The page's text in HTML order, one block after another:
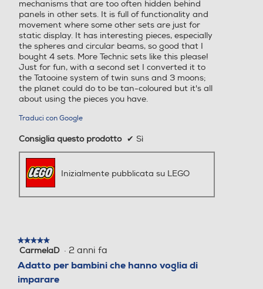
mechanisms that are too often hidden behind
panels in other sets. It is full of functionality and
movement where some other sets are just for
static display. It has interesting pieces, especially
the spheres and circular beams, so good that I
bought 4 sets. More Technic sets like this please!
Just for fun, with a second set I converted it to
the Tatooine system of twin suns and 3 moons;
the planet could do to be tan-coloured but it's all
about using the pieces you have.
Traduci con Google
Consiglia questo prodotto ✔ Sì
Inizialmente pubblicata su LEGO
★★★★★
★★★★★
5
5
stelle.
CarmelaD · 2 anni fa
Adatto per bambini che hanno voglia di
imparare